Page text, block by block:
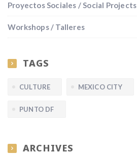
Proyectos Sociales / Social Projects
Workshops / Talleres
TAGS
CULTURE MEXICO CITY
PUNTO DF
ARCHIVES